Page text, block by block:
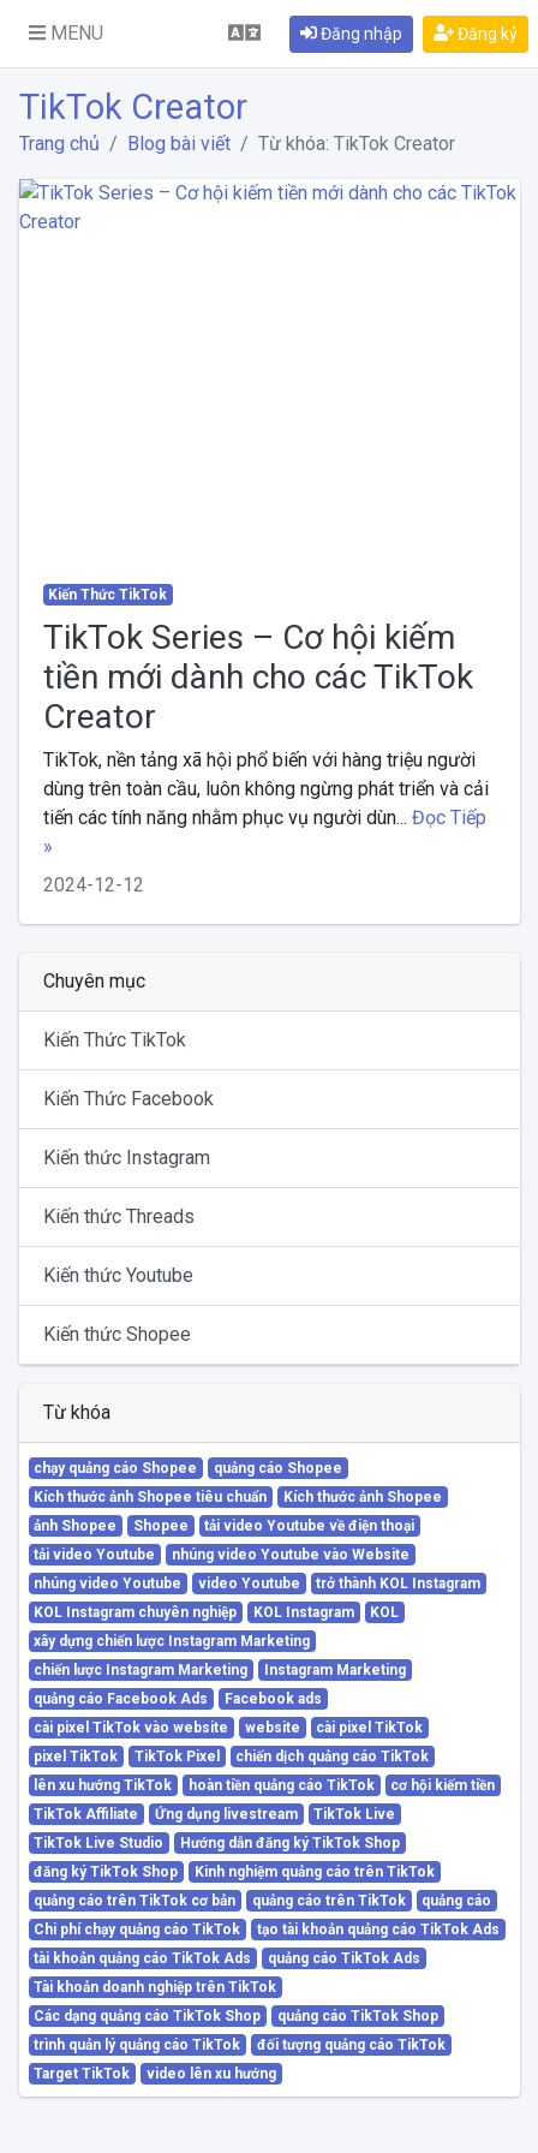
MENU Đăng nhập Đăng ký
TikTok Creator
Trang chủ Blog bài viết Từ khóa: TikTok Creator
Kiến Thức TikTok
TikTok Series – Cơ hội kiếm
tiền mới dành cho các TikTok
Creator
TikTok, nền tảng xã hội phổ biến với hàng triệu người
dùng trên toàn cầu, luôn không ngừng phát triển và cải
tiến các tính năng nhằm phục vụ người dùn... Đọc Tiếp
»
2024-12-12
Chuyên mục
Kiến Thức TikTok
Kiến Thức Facebook
Kiến thức Instagram
Kiến thức Threads
Kiến thức Youtube
Kiến thức Shopee
Từ khóa
chạy quảng cáo Shopee
quảng cáo Shopee
Kích thước ảnh Shopee tiêu chuẩn
Kích thước ảnh Shopee
ảnh Shopee
Shopee
tải video Youtube về điện thoại
tải video Youtube
nhúng video Youtube vào Website
nhúng video Youtube
video Youtube
trở thành KOL Instagram
KOL Instagram chuyên nghiệp
KOL Instagram
KOL
xây dựng chiến lược Instagram Marketing
chiến lược Instagram Marketing
Instagram Marketing
quảng cáo Facebook Ads
Facebook ads
cài pixel TikTok vào website
website
cài pixel TikTok
pixel TikTok
TikTok Pixel
chiến dịch quảng cáo TikTok
lên xu hướng TikTok
hoàn tiền quảng cáo TikTok
cơ hội kiếm tiền
TikTok Affiliate
Ứng dụng livestream
TikTok Live
TikTok Live Studio
Hướng dẫn đăng ký TikTok Shop
đăng ký TikTok Shop
Kinh nghiệm quảng cáo trên TikTok
quảng cáo trên TikTok cơ bản
quảng cáo trên TikTok
quảng cáo
Chi phí chạy quảng cáo TikTok
tạo tài khoản quảng cáo TikTok Ads
tài khoản quảng cáo TikTok Ads
quảng cáo TikTok Ads
Tài khoản doanh nghiệp trên TikTok
Các dạng quảng cáo TikTok Shop
quảng cáo TikTok Shop
trình quản lý quảng cáo TikTok
đối tượng quảng cáo TikTok
Target TikTok
video lên xu hướng